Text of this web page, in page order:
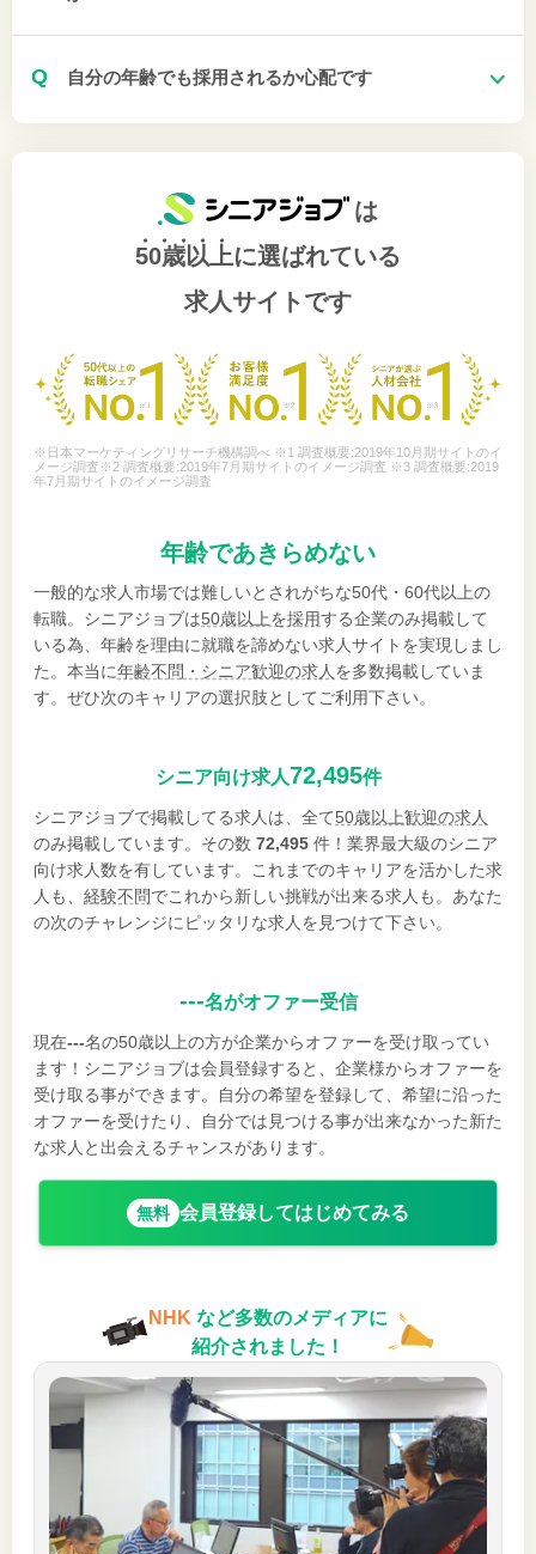
Q 自分の年齢でも採用されるか心配です
は
50歳以上に選ばれている
求人サイトです
※日本マーケティングリサーチ機構調べ ※1 調査概要:2019年10月期サイトのイ
メージ調査※2 調査概要:2019年7月期サイトのイメージ調査 ※3 調査概要:2019
年7月期サイトのイメージ調査
年齢であきらめない
一般的な求人市場では難しいとされがちな50代・60代以上の
転職。シニアジョブは50歳以上を採用する企業のみ掲載して
いる為、年齢を理由に就職を諦めない求人サイトを実現しまし
た。本当に年齢不問・シニア歓迎の求人 を多数掲載していま
す。ぜひ次のキャリアの選択肢としてご利用下さい。
シニア向け求人72,495件
シニアジョブで掲載してる求人は、全て50歳以上歓迎の求人
のみ掲載しています。その数 72,495 件！業界最大級のシニア
向け求人数を有しています。これまでのキャリアを活かした求
人も、 経験不問でこれから新しい挑戦が出来る求人も。あなた
の次のチャレンジにピッタリな求人を見つけて下さい。
---名がオファー受信
現在---名の50歳以上の方が企業からオファーを受け取ってい
ます！シニアジョブは会員登録すると、企業様からオファーを
受け取る事ができます。自分の希望を登録して、希望に沿った
オファーを受けたり、自分では見つける事が出来なかった新た
な求人と出会えるチャンスがあります。
無料 会員登録してはじめてみる
NHK など多数のメディアに
紹介されました！